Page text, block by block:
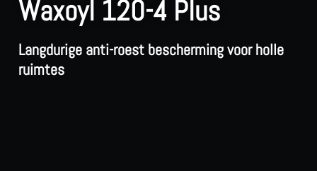
Waxoyl 120-4 Plus
Langdurige anti-roest bescherming voor holle
ruimtes